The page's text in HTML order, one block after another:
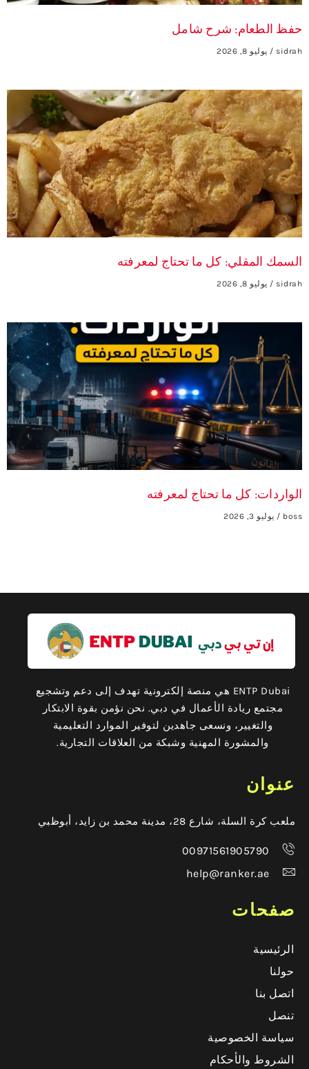
حفظ الطعام: شرح شامل
sidrah يوليو 8, 2026
السمك المقلي: كل ما تحتاج لمعرفته
sidrah يوليو 8, 2026
الواردات: كل ما تحتاج لمعرفته
boss يوليو 3, 2026
ENTP Dubai هي منصة إلكترونية تهدف إلى دعم وتشجيع
مجتمع ريادة الأعمال في دبي. نحن نؤمن بقوة الابتكار
والتغيير، ونسعى جاهدين لتوفير الموارد التعليمية
والمشورة المهنية وشبكة من العلاقات التجارية.
عنوان
ملعب كرة السلة، شارع 28، مدينة محمد بن زايد، أبوظبي
00971561905790
help@ranker.ae
صفحات
الرئيسية
حولنا
اتصل بنا
تنصل
سياسة الخصوصية
الشروط والأحكام